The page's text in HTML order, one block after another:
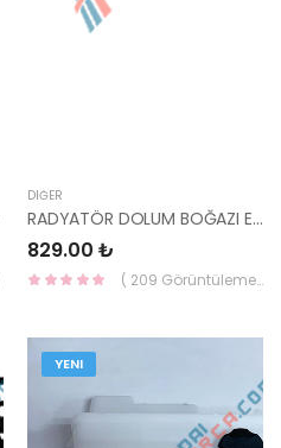
DIĞER
RADYATÖR DOLUM BOĞAZI ELANTRA 2016- DİZEL 25329-F2200-HMC
829.00 ₺
( 209 Görüntüleme )
YENI